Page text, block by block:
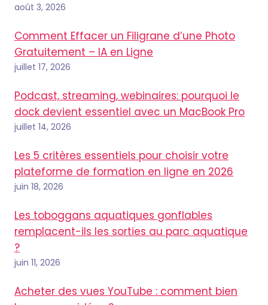
août 3, 2026
Comment Effacer un Filigrane d’une Photo
Gratuitement – IA en Ligne
juillet 17, 2026
Podcast, streaming, webinaires: pourquoi le
dock devient essentiel avec un MacBook Pro
juillet 14, 2026
Les 5 critères essentiels pour choisir votre
plateforme de formation en ligne en 2026
juin 18, 2026
Les toboggans aquatiques gonflables
remplacent-ils les sorties au parc aquatique
?
juin 11, 2026
Acheter des vues YouTube : comment bien